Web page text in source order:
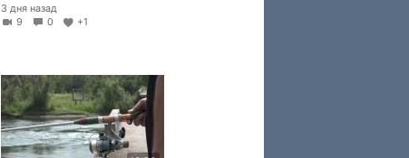
3 дня назад
9
0 +1